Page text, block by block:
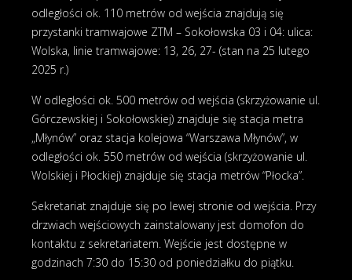
odległości ok. 110 metrów od wejścia znajdują się
przystanki tramwajowe ZTM – Sokołowska 03 i 04: ulica:
Wolska, linie tramwajowe: 13, 26, 27- (stan na 25 lutego
2025 r.)
W odległości ok. 500 metrów od wejścia (skrzyżowanie ul.
Górczewskiej i Sokołowskiej) znajduje się stacja metra
„Młynów” oraz stacja kolejowa “Warszawa Młynów”, w
odległości ok. 550 metrów od wejścia (skrzyżowanie ul.
Wolskiej i Płockiej) znajduje się stacja metrów “Płocka”.
Sekretariat znajduje się po lewej stronie od wejścia. Przy
drzwiach wejściowych zainstalowany jest domofon do
kontaktu z sekretariatem. Wejście jest dostępne w
godzinach 7:30 do 15:30 od poniedziałku do piątku.